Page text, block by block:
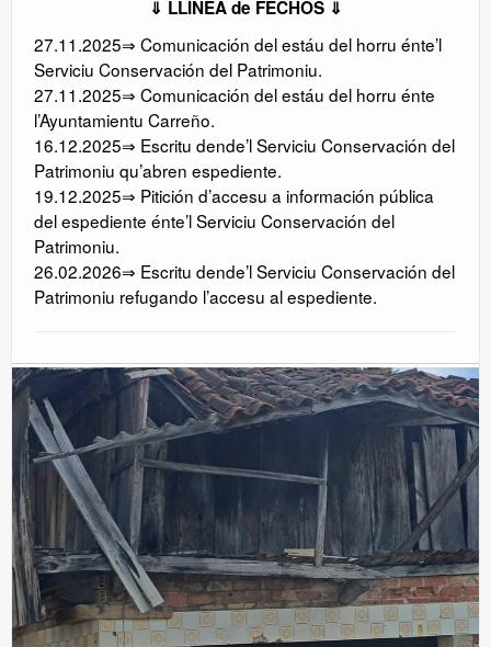
⇓ LLÍNEA de FECHOS ⇓
27.11.2025⇒ Comunicación del estáu del horru énte’l
Serviciu Conservación del Patrimoniu.
27.11.2025⇒ Comunicación del estáu del horru énte
l’Ayuntamientu Carreño.
16.12.2025⇒ Escritu dende’l Serviciu Conservación del
Patrimoniu qu’abren espediente.
19.12.2025⇒ Pitición d’accesu a información pública
del espediente énte’l Serviciu Conservación del
Patrimoniu.
26.02.2026⇒ Escritu dende’l Serviciu Conservación del
Patrimoniu refugando l’accesu al espediente.